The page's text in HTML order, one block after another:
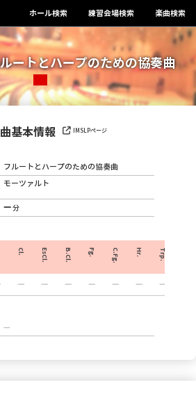
ホール検索 練習会場検索 楽曲検索
ートとハープのための協奏曲
基本情報 IMSLPページ
フルートとハープのための協奏曲
モーツァルト
分
Cl. EsCl. B.Cl. Fg. C.Fg. Hr. Trp.